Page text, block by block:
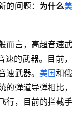
的问题： 为什么美
而言，高超音速武
的武器。目前，
速武器。 美国和俄
弹道导弹相比，
行，目前的拦截手